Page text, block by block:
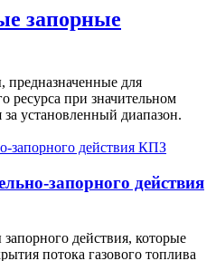
запорные
предназначенные для
ресурса при значительном
за установленный диапазон.
запорного действия
действия, которые
потока газового топлива